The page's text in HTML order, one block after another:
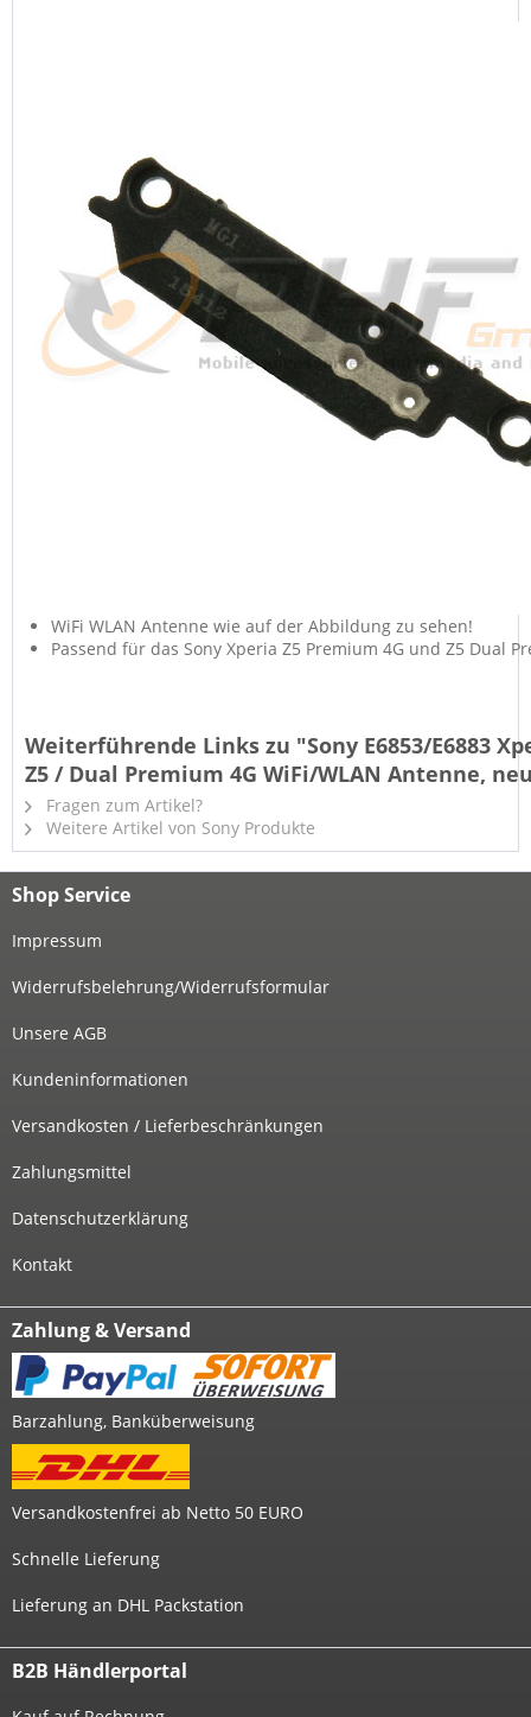
WiFi WLAN Antenne wie auf der Abbildung zu sehen!
Passend für das Sony Xperia Z5 Premium 4G und Z5 Dual
Weiterführende Links zu "Sony E6853/E6883
Z5 / Dual Premium 4G WiFi/WLAN Antenne,
Fragen zum Artikel?
Weitere Artikel von Sony Produkte
Shop Service
Impressum
Widerrufsbelehrung/Widerrufsformular
Unsere AGB
Kundeninformationen
Versandkosten / Lieferbeschränkungen
Zahlungsmittel
Datenschutzerklärung
Kontakt
Zahlung & Versand
Barzahlung, Banküberweisung
Versandkostenfrei ab Netto 50 EURO
Schnelle Lieferung
Lieferung an DHL Packstation
B2B Händlerportal